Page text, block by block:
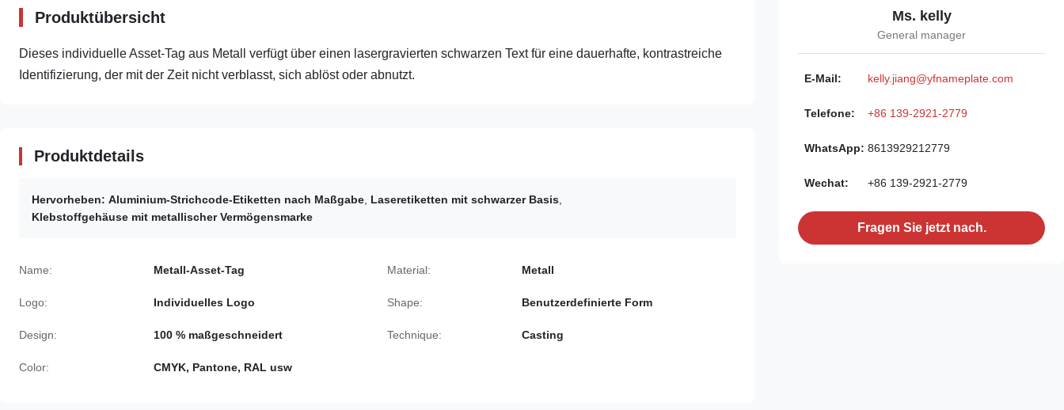
Produktübersicht
Dieses individuelle Asset-Tag aus Metall verfügt über einen lasergravierten schwarzen Text für eine dauerhafte, kontrastreiche
Identifizierung, der mit der Zeit nicht verblasst, sich ablöst oder abnutzt.
Produktdetails
Hervorheben: Aluminium-Strichcode-Etiketten nach Maßgabe Laseretiketten mit schwarzer Basis
Klebstoffgehäuse mit metallischer Vermögensmarke
Name: Metall-Asset-Tag Material: Metall
Logo: Individuelles Logo Shape: Benutzerdefinierte Form
Design: 100 % maßgeschneidert Technique: Casting
Color: CMYK, Pantone, RAL usw
Ms. kelly
General manager
E-Mail: kelly.jiang@yfnameplate.com
Telefone: +86 139-2921-2779
WhatsApp: 8613929212779
Wechat: +86 139-2921-2779
Fragen Sie jetzt nach.